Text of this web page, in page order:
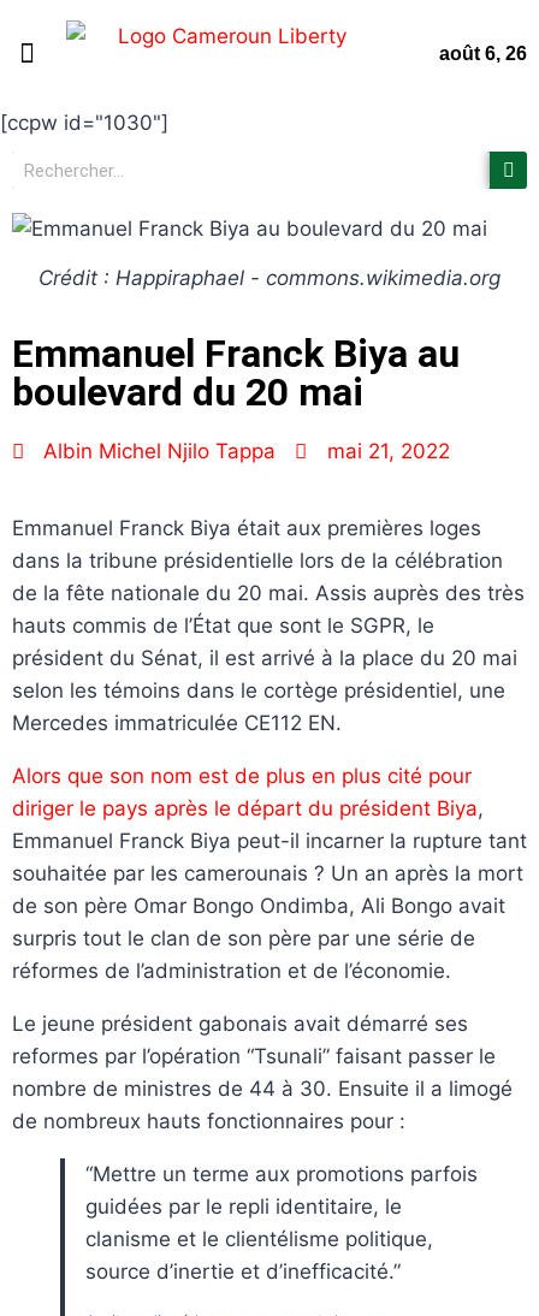
août 6, 26
[ccpw id="1030"]
Crédit : Happiraphael - commons.wikimedia.org
Emmanuel Franck Biya au
boulevard du 20 mai
Albin Michel Njilo Tappa mai 21, 2022
Emmanuel Franck Biya était aux premières loges
dans la tribune présidentielle lors de la célébration
de la fête nationale du 20 mai. Assis auprès des très
hauts commis de l’État que sont le SGPR, le
président du Sénat, il est arrivé à la place du 20 mai
selon les témoins dans le cortège présidentiel, une
Mercedes immatriculée CE112 EN.
Alors que son nom est de plus en plus cité pour
diriger le pays après le départ du président Biya,
Emmanuel Franck Biya peut-il incarner la rupture tant
souhaitée par les camerounais ? Un an après la mort
de son père Omar Bongo Ondimba, Ali Bongo avait
surpris tout le clan de son père par une série de
réformes de l’administration et de l’économie.
Le jeune président gabonais avait démarré ses
reformes par l’opération “Tsunali” faisant passer le
nombre de ministres de 44 à 30. Ensuite il a limogé
de nombreux hauts fonctionnaires pour :
“Mettre un terme aux promotions parfois
guidées par le repli identitaire, le
clanisme et le clientélisme politique,
source d’inertie et d’inefficacité.”